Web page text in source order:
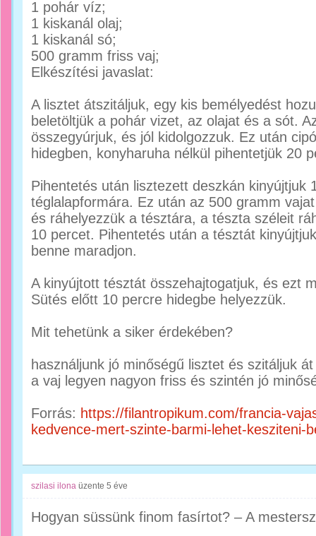
1 pohár víz;
1 kiskanál olaj;
1 kiskanál só;
500 gramm friss vaj;
Elkészítési javaslat:
A lisztet átszitáljuk, egy kis bemélyedést
beletöltjük a pohár vizet, az olajat és a sót.
összegyúrjuk, és jól kidolgozzuk. Ez után
hidegben, konyharuha nélkül pihentetjük 20
Pihentetés után lisztezett deszkán kinyújtjuk
téglalapformára. Ez után az 500 gramm
és ráhelyezzük a tésztára, a tészta széleit
10 percet. Pihentetés után a tésztát
benne maradjon.
A kinyújtott tésztát összehajtogatjuk, és ezt
Sütés előtt 10 percre hidegbe helyezzük.
Mit tehetünk a siker érdekében?
használjunk jó minőségű lisztet és szitáljuk
a vaj legyen nagyon friss és szintén jó
Forrás: https://filantropikum.com/francia-
kedvence-mert-szinte-barmi-lehet-kesziteni-
szilasi ilona üzente 5 éve
Hogyan süssünk finom fasírtot? – A